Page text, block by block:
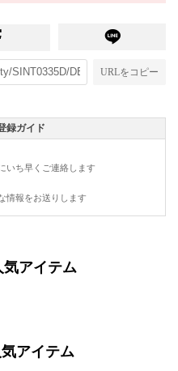
URLをコピー
録ガイド
いち早くご連絡します
情報をお送りします
アイテム
アイテム